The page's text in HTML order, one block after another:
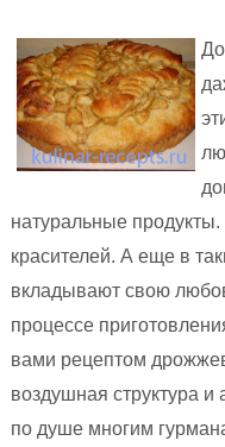
натуральные
красителей. А еще в
вкладывают свою
процессе
вами рецептом
воздушная структура
по душе многим